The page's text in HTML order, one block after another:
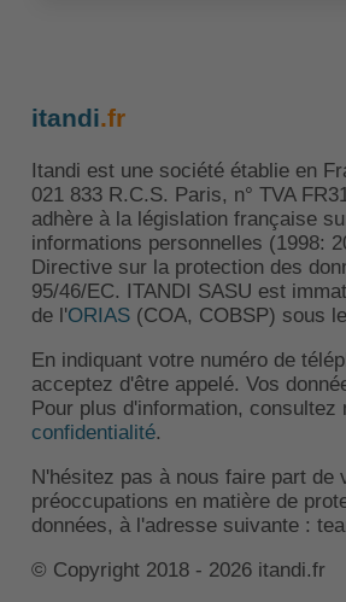
itandi.fr
Itandi est une société établie en
021 833 R.C.S. Paris, n° TVA
adhère à la législation française
informations personnelles (1998:
Directive sur la protection des
95/46/EC. ITANDI SASU est
de l'ORIAS(COA, COBSP) sous le
En indiquant votre numéro de
acceptez d'être appelé. Vos
Pour plus d'information, consultez
confidentialité.
N'hésitez pas à nous faire part de
préoccupations en matière de
données, à l'adresse suivante :
© Copyright 2018 - 2026 itandi.fr